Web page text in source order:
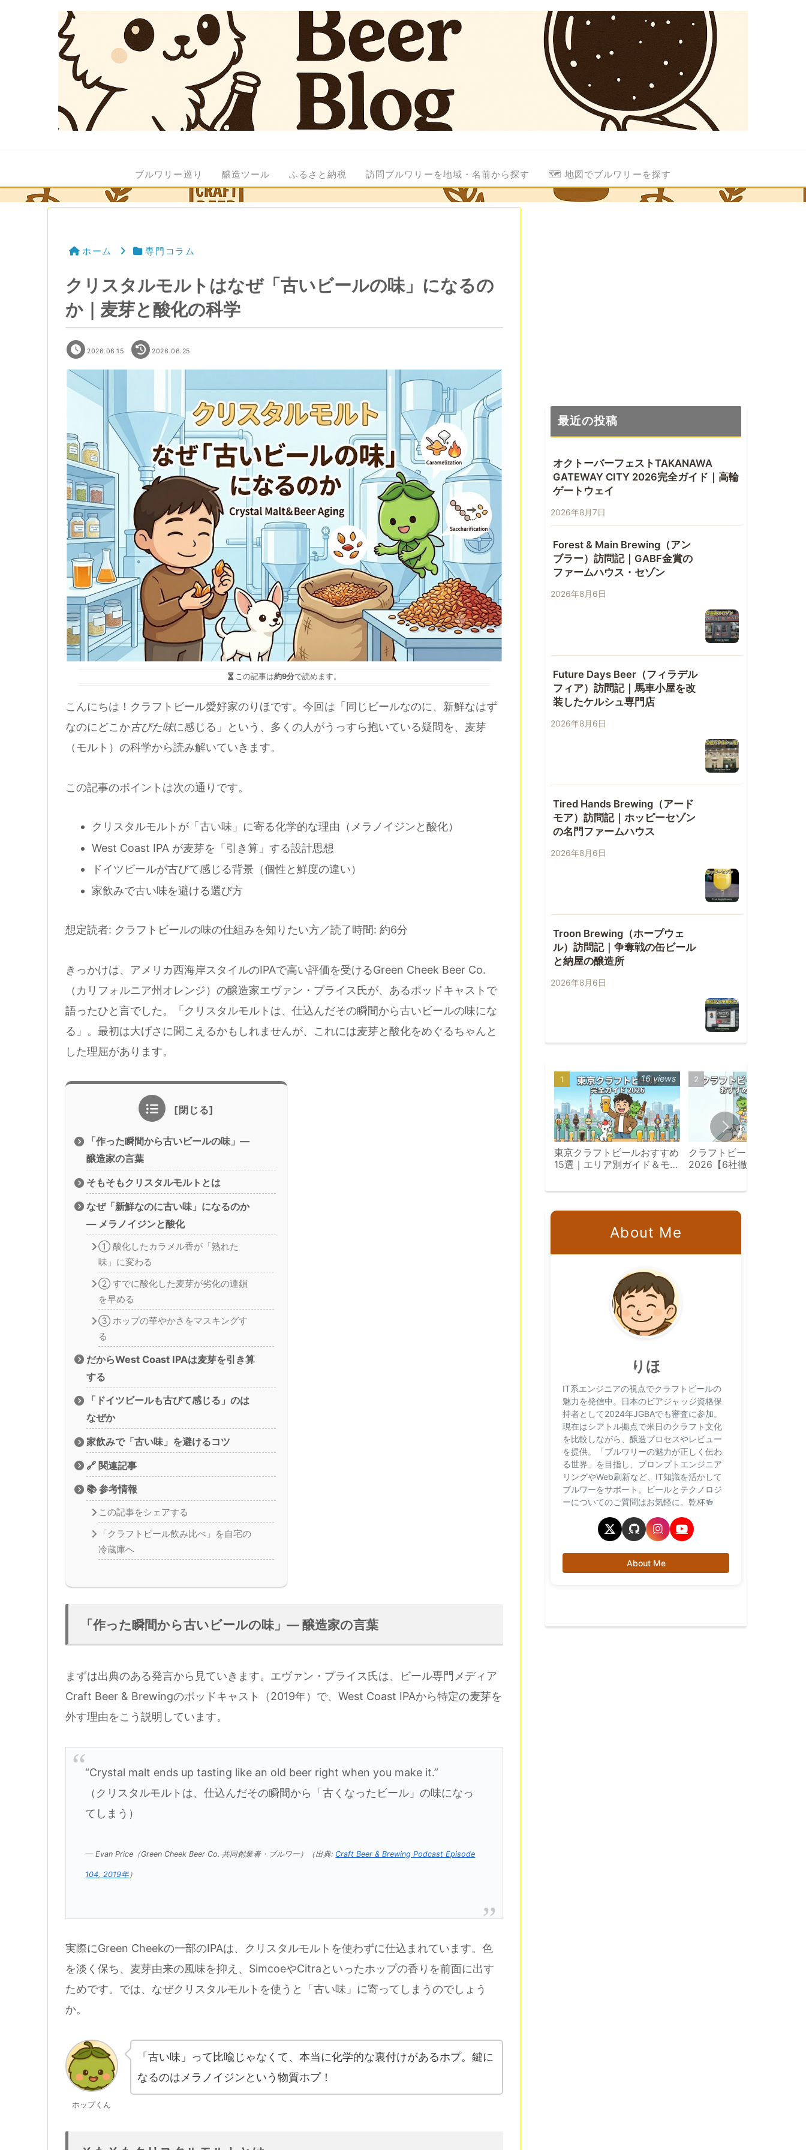
ブルワリー巡り 醸造ツール ふるさと納税 訪問ブルワリーを地域・名前から探す 🗺️ 地図でブルワリーを探す
ホーム 専門コラム
クリスタルモルトはなぜ「古いビールの味」になるの
か｜麦芽と酸化の科学
2026.06.15 2026.06.25
この記事は約9分で読めます。
こんにちは！クラフトビール愛好家のりほです。今回は「同じビールなのに、新鮮なはず
なのにどこか古びた味に感じる」という、多くの人がうっすら抱いている疑問を、麦芽
（モルト）の科学から読み解いていきます。
この記事のポイントは次の通りです。
クリスタルモルトが「古い味」に寄る化学的な理由（メラノイジンと酸化）
West Coast IPA が麦芽を「引き算」する設計思想
ドイツビールが古びて感じる背景（個性と鮮度の違い）
家飲みで古い味を避ける選び方
想定読者: クラフトビールの味の仕組みを知りたい方／読了時間: 約6分
きっかけは、アメリカ西海岸スタイルのIPAで高い評価を受けるGreen Cheek Beer Co.
（カリフォルニア州オレンジ）の醸造家エヴァン・プライス氏が、あるポッドキャストで
語ったひと言でした。「クリスタルモルトは、仕込んだその瞬間から古いビールの味にな
る」。最初は大げさに聞こえるかもしれませんが、これには麦芽と酸化をめぐるちゃんと
した理屈があります。
「作った瞬間から古いビールの味」—
醸造家の言葉
そもそもクリスタルモルトとは
なぜ「新鮮なのに古い味」になるのか
— メラノイジンと酸化
① 酸化したカラメル香が「熟れた
味」に変わる
② すでに酸化した麦芽が劣化の連鎖
を早める
③ ホップの華やかさをマスキングす
る
だからWest Coast IPAは麦芽を引き算
する
「ドイツビールも古びて感じる」のは
なぜか
家飲みで「古い味」を避けるコツ
🔗 関連記事
📚 参考情報
この記事をシェアする
「クラフトビール飲み比べ」を自宅の
冷蔵庫へ
「作った瞬間から古いビールの味」— 醸造家の言葉
まずは出典のある発言から見ていきます。エヴァン・プライス氏は、ビール専門メディア
Craft Beer & Brewingのポッドキャスト（2019年）で、West Coast IPAから特定の麦芽を
外す理由をこう説明しています。
“Crystal malt ends up tasting like an old beer right when you make it.”
（クリスタルモルトは、仕込んだその瞬間から「古くなったビール」の味になっ
てしまう）
— Evan Price（Green Cheek Beer Co. 共同創業者・ブルワー）（出典: Craft Beer & Brewing Podcast Episode
104, 2019年）
実際にGreen Cheekの一部のIPAは、クリスタルモルトを使わずに仕込まれています。色
を淡く保ち、麦芽由来の風味を抑え、SimcoeやCitraといったホップの香りを前面に出す
ためです。では、なぜクリスタルモルトを使うと「古い味」に寄ってしまうのでしょう
か。
ホップくん
「古い味」って比喩じゃなくて、本当に化学的な裏付けがあるホプ。鍵に
なるのはメラノイジンという物質ホプ！
最近の投稿
オクトーバーフェストTAKANAWA
GATEWAY CITY 2026完全ガイド｜高輪
ゲートウェイ
2026年8月7日
Forest & Main Brewing（アン
ブラー）訪問記｜GABF金賞の
ファームハウス・セゾン
2026年8月6日
Future Days Beer（フィラデル
フィア）訪問記｜馬車小屋を改
装したケルシュ専門店
2026年8月6日
Tired Hands Brewing（アード
モア）訪問記｜ホッピーセゾン
の名門ファームハウス
2026年8月6日
Troon Brewing（ホープウェ
ル）訪問記｜争奪戦の缶ビール
と納屋の醸造所
2026年8月6日
東京クラフトビールおすすめ
15選｜エリア別ガイド＆モデ
16 views
クラフトビールサブスク比
2026【6社徹底比較】
DREAMBEER・楽天定期便
About Me
りほ
IT系エンジニアの視点でクラフトビールの
魅力を発信中。日本のビアジャッジ資格保
持者として2024年JGBAでも審査に参加。
現在はシアトル拠点で米日のクラフト文化
を比較しながら、醸造プロセスやレビュー
を提供。「ブルワリーの魅力が正しく伝わ
る世界」を目指し、プロンプトエンジニア
リングやWeb刷新など、IT知識を活かして
ブルワーをサポート。ビールとテクノロジ
ーについてのご質問はお気軽に。乾杯🍻
About Me